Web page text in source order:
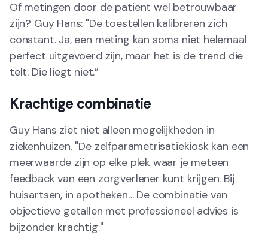
Of metingen door de patiënt wel betrouwbaar
zijn? Guy Hans: "De toestellen kalibreren zich
constant. Ja, een meting kan soms niet helemaal
perfect uitgevoerd zijn, maar het is de trend die
telt. Die liegt niet.”
Krachtige combinatie
Guy Hans ziet niet alleen mogelijkheden in
ziekenhuizen. "De zelfparametrisatiekiosk kan een
meerwaarde zijn op elke plek waar je meteen
feedback van een zorgverlener kunt krijgen. Bij
huisartsen, in apotheken… De combinatie van
objectieve getallen met professioneel advies is
bijzonder krachtig."